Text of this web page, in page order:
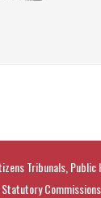
Tribunals, Public